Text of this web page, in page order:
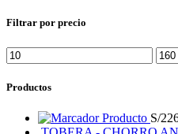
Filtrar por precio
Productos
Producto S/